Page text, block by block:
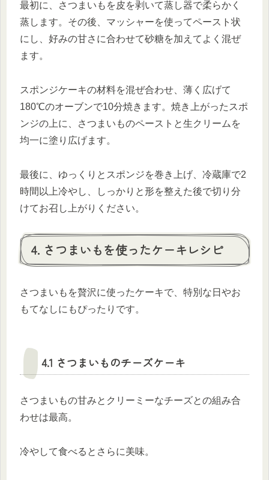
最初に、さつまいもを皮を剥いて蒸し器で柔らかく
蒸します。その後、マッシャーを使ってペースト状
にし、好みの甘さに合わせて砂糖を加えてよく混ぜ
ます。
スポンジケーキの材料を混ぜ合わせ、薄く広げて
180℃のオーブンで10分焼きます。焼き上がったスポ
ンジの上に、さつまいものペーストと生クリームを
均一に塗り広げます。
最後に、ゆっくりとスポンジを巻き上げ、冷蔵庫で2
時間以上冷やし、しっかりと形を整えた後で切り分
けてお召し上がりください。
4. さつまいもを使ったケーキレシピ
さつまいもを贅沢に使ったケーキで、特別な日やお
もてなしにもぴったりです。
4.1 さつまいものチーズケーキ
さつまいもの甘みとクリーミーなチーズとの組み合
わせは最高。
冷やして食べるとさらに美味。